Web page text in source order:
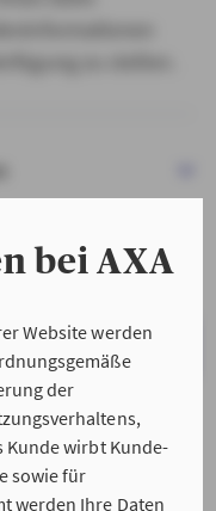
bei AXA
Website werden
der
wirbt Kunde-
sowie für
werden Ihre Daten